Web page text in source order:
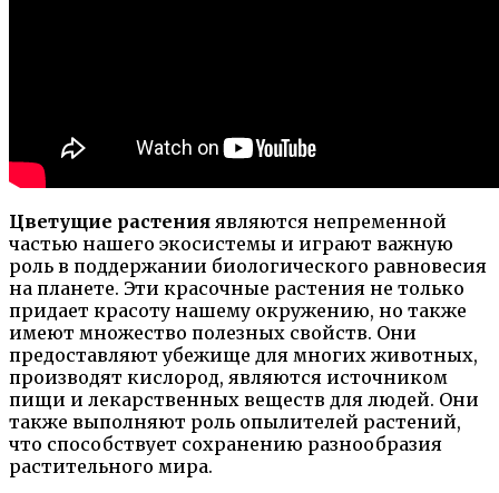
Цветущие растения являются непременной
частью нашего экосистемы и играют важную
роль в поддержании биологического равновесия
на планете. Эти красочные растения не только
придает красоту нашему окружению, но также
имеют множество полезных свойств. Они
предоставляют убежище для многих животных,
производят кислород, являются источником
пищи и лекарственных веществ для людей. Они
также выполняют роль опылителей растений,
что способствует сохранению разнообразия
растительного мира.